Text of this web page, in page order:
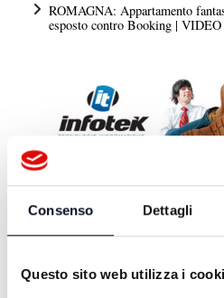
Consenso Dettagli
Questo sito web utilizza i
ROMAGNA: Appartamento
esposto contro Booking | VIDEO
DA TELEROMAGNA
LO GIURO